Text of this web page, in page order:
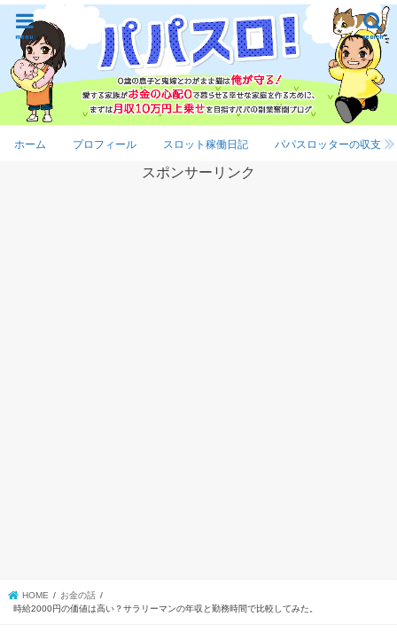
search
menu
ホーム プロフィール スロット稼働日記 パパスロッターの収支
スポンサーリンク
HOME
お金の話
時給2000円の価値は高い？サラリーマンの年収と勤務時間で比較してみた。